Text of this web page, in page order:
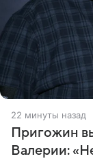
22 минуты назад
Пригожин
Валерии: